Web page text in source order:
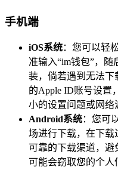
手机端
iOS系统：您可以轻
准输入“im钱包”，
装，倘若遇到无法下
的Apple ID账号设置
小的设置问题或网络
Android系统：您可
场进行下载，在下载
可靠的下载渠道，避
可能会窃取您的个人